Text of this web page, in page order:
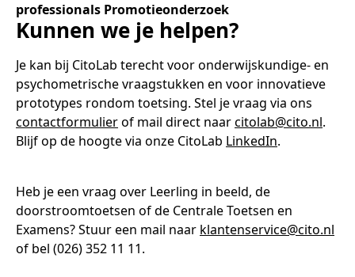
professionals Promotieonderzoek
Kunnen we je helpen?
Je kan bij CitoLab terecht voor onderwijskundige- en
psychometrische vraagstukken en voor innovatieve
prototypes rondom toetsing. Stel je vraag via ons
contactformulierof mail direct naarcitolab@cito.nl.
Blijf op de hoogte via onze CitoLab LinkedIn.
Heb je een vraag over Leerling in beeld, de
doorstroomtoetsen of de Centrale Toetsen en
Examens? Stuur een mail naar klantenservice@cito.nl
of bel (026) 352 11 11.